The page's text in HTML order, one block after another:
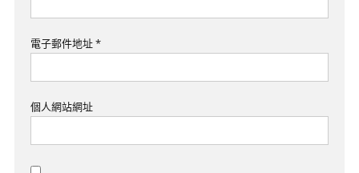
電子郵件地址*
個人網站網址